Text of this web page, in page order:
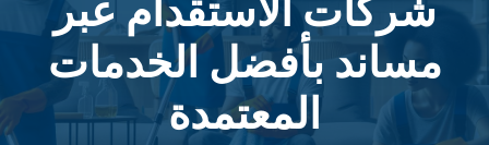
مساند بأفضل الخدمات
المعتمدة